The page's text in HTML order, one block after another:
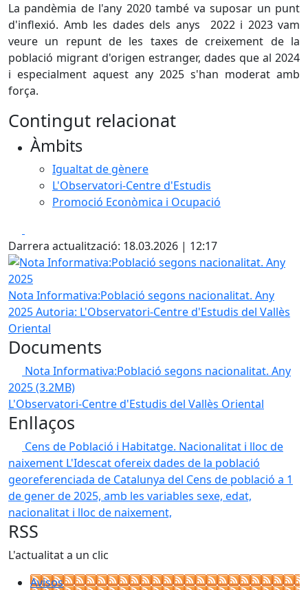
La pandèmia de l'any 2020 també va suposar un punt
d'inflexió. Amb les dades dels anys 2022 i 2023 vam
veure un repunt de les taxes de creixement de la
població migrant d'origen estranger, dades que al 2024
i especialment aquest any 2025 s'han moderat amb
força.
Contingut relacionat
Àmbits
Igualtat de gènere
L'Observatori-Centre d'Estudis
Promoció Econòmica i Ocupació
Darrera actualització: 18.03.2026 | 12:17
Nota Informativa:Població segons nacionalitat. Any 2025
Nota Informativa:Població segons nacionalitat. Any
2025Autoria: L'Observatori-Centre d'Estudis del Vallès
Oriental
Documents
Nota Informativa:Població segons nacionalitat. Any
2025(3.2MB)
L'Observatori-Centre d'Estudis del Vallès Oriental
Enllaços
Cens de Població i Habitatge. Nacionalitat i lloc de
naixement L'Idescat ofereix dades de la població
georeferenciada de Catalunya del Cens de població a 1
de gener de 2025, amb les variables sexe, edat,
nacionalitat i lloc de naixement,
RSS
L'actualitat a un clic
Avisos